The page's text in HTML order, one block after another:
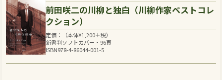
前田咲二の川柳と独白（川柳作家ベストコレ
クション）
定価：（本体¥1,200＋税）
新書判ソフトカバー・96頁
ISBN978-4-86044-001-5